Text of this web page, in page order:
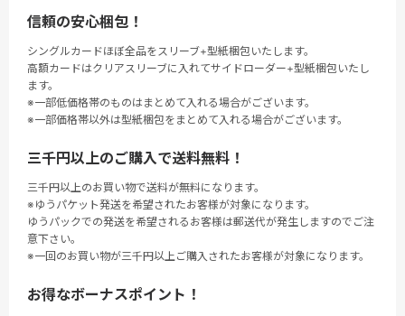
信頼の安心梱包！
シングルカードほぼ全品をスリーブ+型紙梱包いたします。
高額カードはクリアスリーブに入れてサイドローダー+型紙梱包いたし
ます。
※一部低価格帯のものはまとめて入れる場合がございます。
※一部価格帯以外は型紙梱包をまとめて入れる場合がございます。
三千円以上のご購入で送料無料！
三千円以上のお買い物で送料が無料になります。
※ゆうパケット発送を希望されたお客様が対象になります。
ゆうパックでの発送を希望されるお客様は郵送代が発生しますのでご注
意下さい。
※一回のお買い物が三千円以上ご購入されたお客様が対象になります。
お得なボーナスポイント！